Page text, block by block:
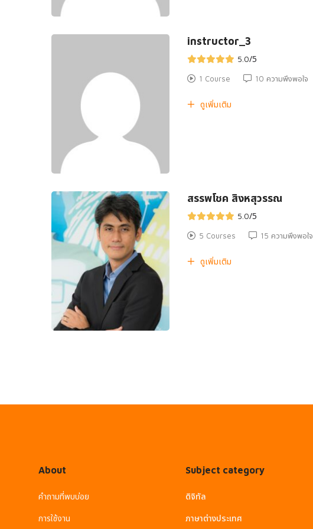
instructor_3
5.0/5
1 Course 10 ความพึงพอใจ
ดูเพิ่มเติม
สรรพโชค สิงหสุวรรณ
5.0/5
5 Courses 15 ความพึงพอใจ
ดูเพิ่มเติม
About
คำถามที่พบบ่อย
การใช้งาน
Subject category
ดิจิทัล
ภาษาต่างประเทศ